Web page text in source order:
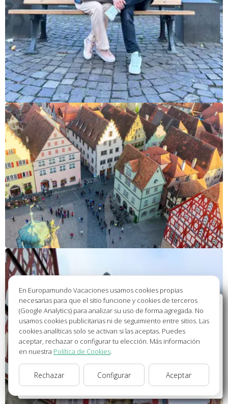
Bienvenido a Europamundo Vacaciones, está usted
en el sitio internacional de:
Wellcome to Europamundo Vacations, your in the
international site of:
España
cambiar/change
En Europamundo Vacaciones usamos cookies propias
necesarias para que el sitio funcione y cookies de terceros
(Google Analytics) para analizar su uso de forma agregada. No
usamos cookies publicitarias ni de seguimiento entre sitios. Las
cookies analíticas solo se activan si las aceptas. Puedes
aceptar, rechazar o configurar tu elección. Más información
en nuestra Política de Cookies.
Rechazar Configurar Aceptar